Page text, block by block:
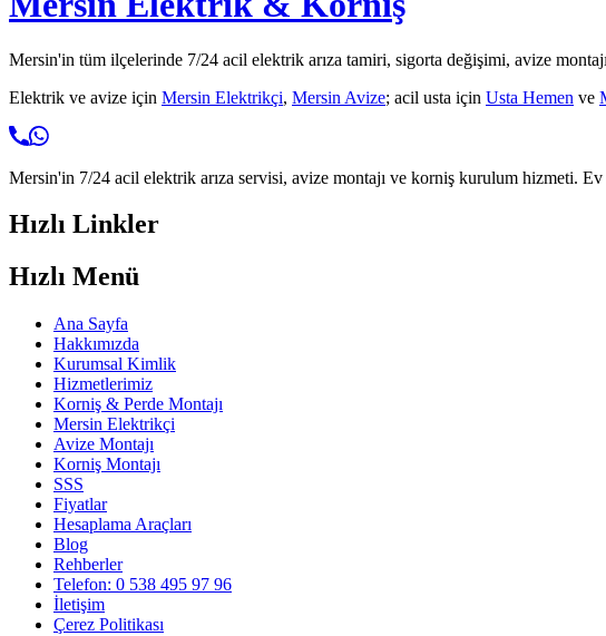
Mersin'in tüm ilçelerinde 7/24 acil elektrik arıza tamiri, sigorta değişimi, avize
Elektrik ve avize için Mersin Elektrikçi, Mersin Avize; acil usta için Usta Hemen ve
Mersin'in 7/24 acil elektrik arıza servisi, avize montajı ve korniş kurulum hizmeti.
Hızlı Linkler
Hızlı Menü
Ana Sayfa
Hakkımızda
Kurumsal Kimlik
Hizmetlerimiz
Korniş & Perde Montajı
Mersin Elektrikçi
Avize Montajı
Korniş Montajı
SSS
Fiyatlar
Hesaplama Araçları
Blog
Rehberler
Telefon: 0 538 495 97 96
İletişim
Çerez Politikası